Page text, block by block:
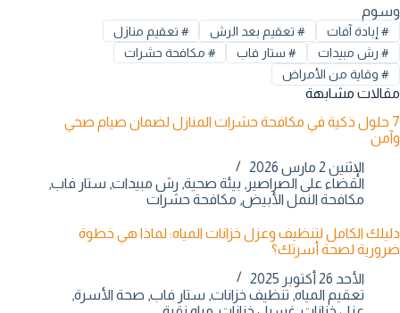
وسوم
#إبادة آفات #تعقيم بعد الرش # تعقيم منازل
#رش مبيدات #ستار فاب # مكافحة حشرات
#وقاية من الأمراض
مقالات مشابهة
7 حلول ذكية في مكافحة حشرات المنازل لضمان صيام صحي
وآمن
الإثنين 2 مارس 2026
القضاء على الصراصير, بيئة صحية, رش مبيدات, ستار فاب,
مكافحة النمل الأبيض, مكافحة حشرات
دليلك الكامل لتنظيف وعزل خزانات المياه: لماذا هي خطوة
ضرورية لصحة أسرتك؟
الأحد 26 أكتوبر 2025
تعقيم المياه, تنظيف خزانات, ستار فاب, صحة الأسرة,